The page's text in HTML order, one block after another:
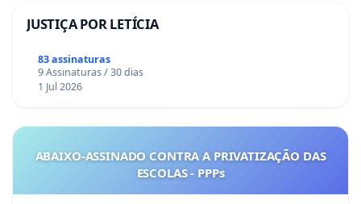
JUSTIÇA POR LETÍCIA
83 assinaturas
9 Assinaturas / 30 dias
1 Jul 2026
ABAIXO-ASSINADO CONTRA A PRIVATIZAÇÃO DAS
ESCOLAS - PPPs